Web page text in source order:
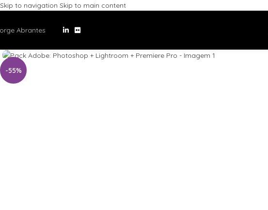
Skip to navigation Skip to main content
Abrantes
-55%